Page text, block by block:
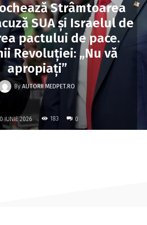
Strâmtoarea
SUA și Israelul de
pactului de pace.
Revoluției: „Nu vă
apropiați”
By AUTORII MEDPET.RO
IUNIE 2026 183 0